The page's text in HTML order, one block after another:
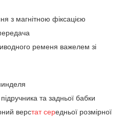
з магнітною фіксацією
ременя важелем зі
та задньої бабки
верстат середньої розмірної